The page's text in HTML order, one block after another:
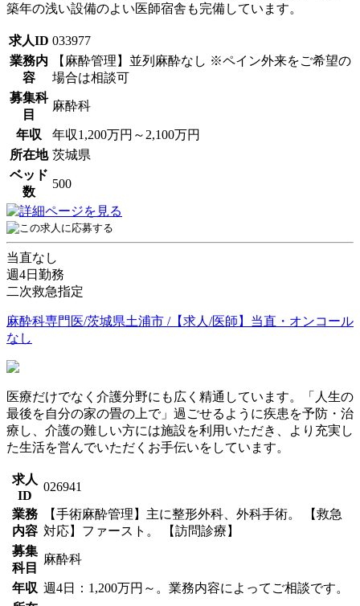
築年の浅い設備のよい医師宿舎も完備しています。
求人ID 033977
業務内
容
【麻酔管理】並列麻酔なし ※ペイン外来をご希望の
場合は相談可
募集科
目
麻酔科
年収
年収1,200万円～2,100万円
所在地 茨城県
ベッド
数
500
当直なし
週4日勤務
二次救急指定
麻酔科専門医/茨城県土浦市 /【求人/医師】当直・オンコール
なし
医療だけでなく介護分野にも広く精通しています。「人生の
最後を自分の家の畳の上で」過ごせるように疾患を予防・治
療し、介護の難しい方には施設を利用いただき、より充実し
た生活を営んでいただくお手伝いをしています。
求人
ID
026941
業務
内容
【手術麻酔管理】主に整形外科、外科手術。 【救急
対応】ファースト。 【訪問診療】
募集
科目
麻酔科
年収 週4日：1,200万円～。業務内容によってご相談です。